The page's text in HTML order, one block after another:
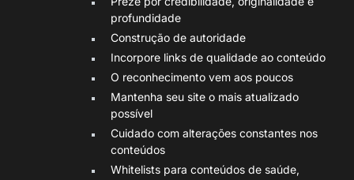
profundidade
Construção de autoridade
Incorpore links de qualidade ao conteúdo
O reconhecimento vem aos poucos
Mantenha seu site o mais atualizado
possível
Cuidado com alterações constantes nos
conteúdos
Whitelists para conteúdos de saúde,